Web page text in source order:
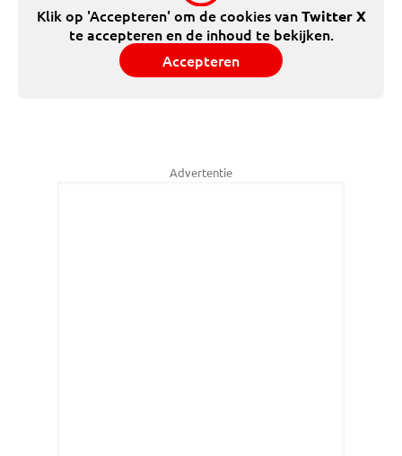
Klik op 'Accepteren' om de cookies vanTwitter X
te accepteren en de inhoud te bekijken.
Accepteren
Advertentie